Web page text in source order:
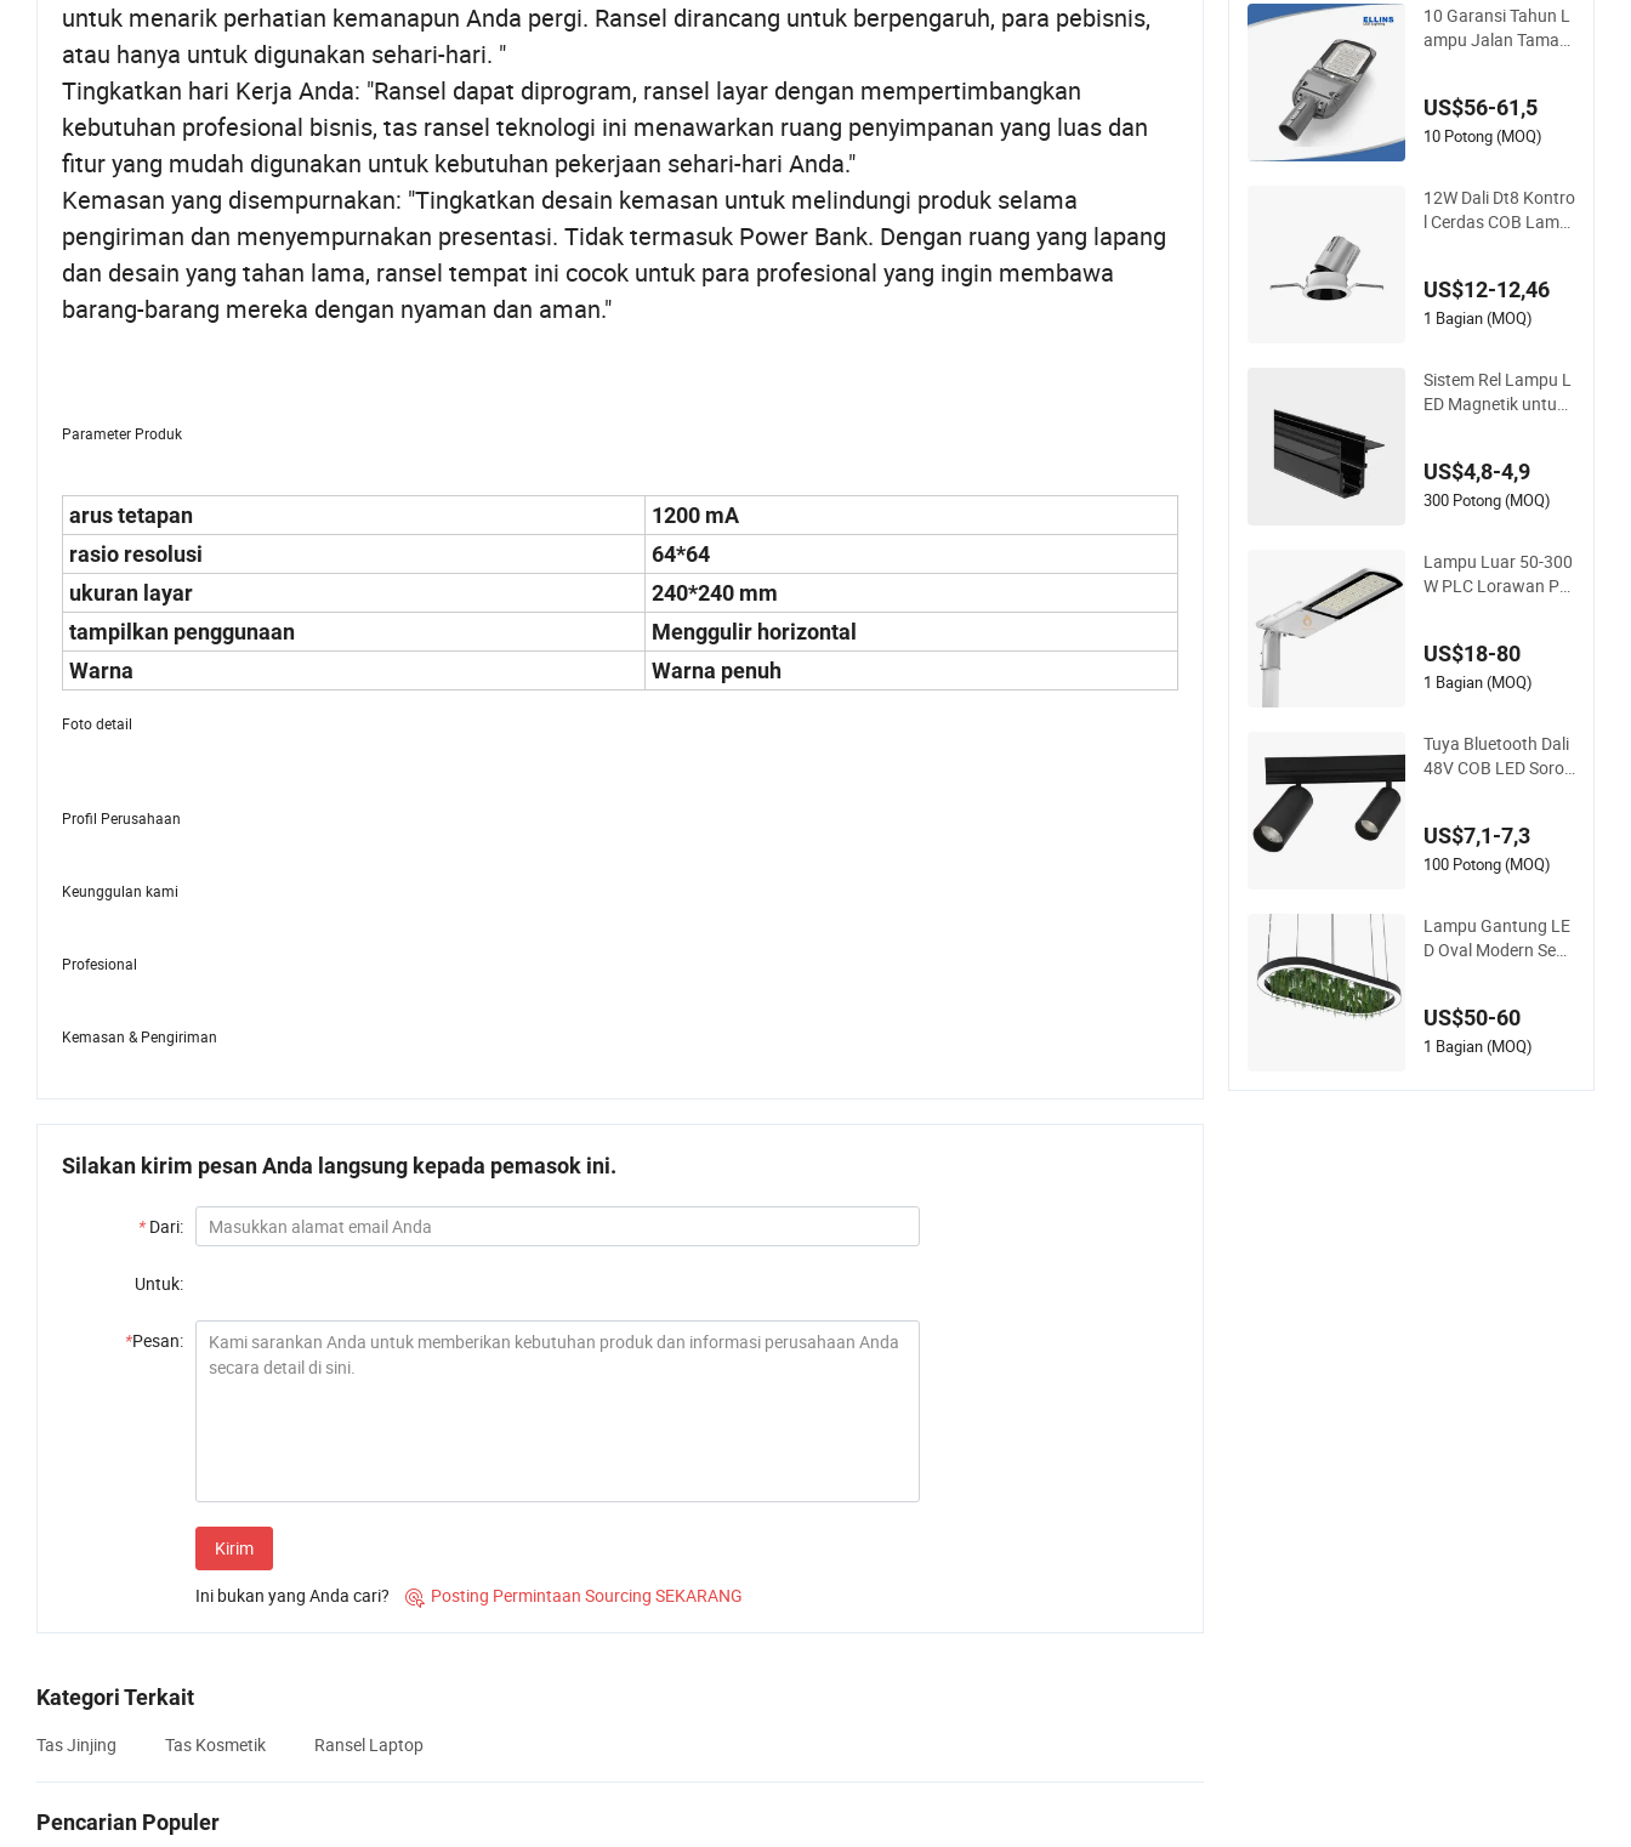
untuk menarik perhatian kemanapun Anda pergi. Ransel dirancang untuk berpengaruh, para pebisnis,
atau hanya untuk digunakan sehari-hari. "
Tingkatkan hari Kerja Anda: "Ransel dapat diprogram, ransel layar dengan mempertimbangkan
kebutuhan profesional bisnis, tas ransel teknologi ini menawarkan ruang penyimpanan yang luas dan
fitur yang mudah digunakan untuk kebutuhan pekerjaan sehari-hari Anda."
Kemasan yang disempurnakan: "Tingkatkan desain kemasan untuk melindungi produk selama
pengiriman dan menyempurnakan presentasi. Tidak termasuk Power Bank. Dengan ruang yang lapang
dan desain yang tahan lama, ransel tempat ini cocok untuk para profesional yang ingin membawa
barang-barang mereka dengan nyaman dan aman."
Parameter Produk
arus tetapan
1200 mA
rasio resolusi
64*64
ukuran layar
240*240 mm
tampilkan penggunaan
Menggulir horizontal
Warna
Warna penuh
Foto detail
Profil Perusahaan
Keunggulan kami
Profesional
Kemasan & Pengiriman
Silakan kirim pesan Anda langsung kepada pemasok ini.
* Dari:
Untuk:
*Pesan:
Kirim
Ini bukan yang Anda cari?  Posting Permintaan Sourcing SEKARANG
Kategori Terkait
Tas Jinjing Tas Kosmetik Ransel Laptop
Pencarian Populer
mmable E27 B22 Bo
hlam LED
10 Garansi Tahun L
ampu Jalan Taman
Jalan Lampu Jalan
LED
US$56-61,5
10 Potong (MOQ)
12W Dali Dt8 Kontro
l Cerdas COB Lamp
an CCT
US$12-12,46
1 Bagian (MOQ)
Sistem Rel Lampu L
ED Magnetik untuk
US$4,8-4,9
300 Potong (MOQ)
Lampu Luar 50-300
W PLC Lorawan Ph
Penerangan Area P
ublik Jalan Perkota
US$18-80
1 Bagian (MOQ)
Tuya Bluetooth Dali
48V COB LED Sorot
US$7,1-7,3
100 Potong (MOQ)
Lampu Gantung LE
D Oval Modern Sede
Diredam untuk Rua
ng Tamu, Ruang Ma
ula, dan Dalam Rum
US$50-60
1 Bagian (MOQ)